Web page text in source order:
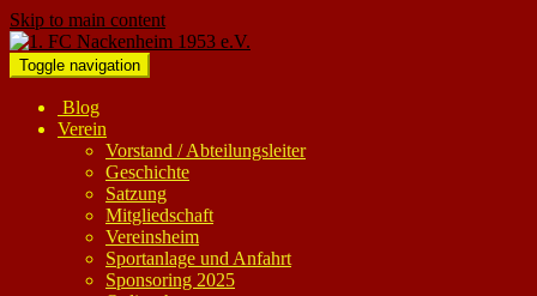
Skip to main content
Toggle navigation
Blog
Verein
Vorstand / Abteilungsleiter
Geschichte
Satzung
Mitgliedschaft
Vereinsheim
Sportanlage und Anfahrt
Sponsoring 2025